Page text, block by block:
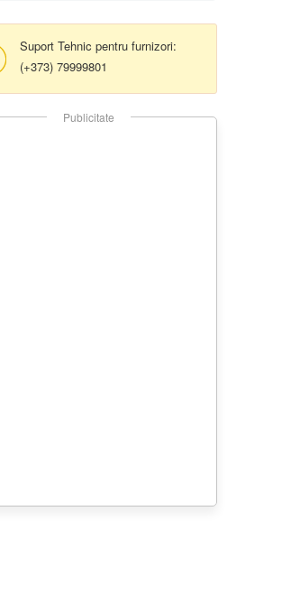
Suport Tehnic pentru furnizori:
(+373) 79999801
Publicitate